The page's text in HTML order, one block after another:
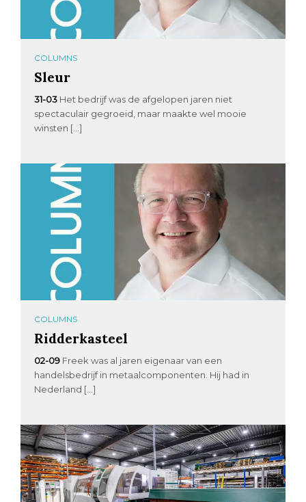
COLUMNS
Sleur
31-03 Het bedrijf was de afgelopen jaren niet
spectaculair gegroeid, maar maakte wel mooie
winsten […]
COLUMNS
Ridderkasteel
02-09 Freek was al jaren eigenaar van een
handelsbedrijf in metaalcomponenten. Hij had in
Nederland […]